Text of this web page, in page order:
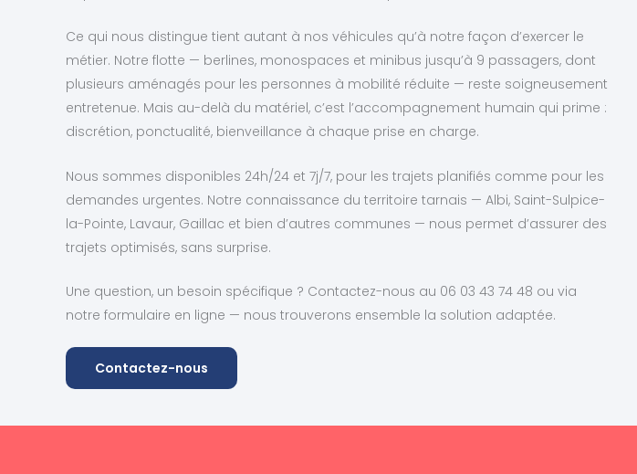
Ce qui nous distingue tient autant à nos véhicules qu’à notre façon d’exercer le
métier. Notre flotte — berlines, monospaces et minibus jusqu’à 9 passagers, dont
plusieurs aménagés pour les personnes à mobilité réduite — reste soigneusement
entretenue. Mais au-delà du matériel, c’est l’accompagnement humain qui prime :
discrétion, ponctualité, bienveillance à chaque prise en charge.
Nous sommes disponibles 24h/24 et 7j/7, pour les trajets planifiés comme pour les
demandes urgentes. Notre connaissance du territoire tarnais — Albi, Saint-Sulpice-
la-Pointe, Lavaur, Gaillac et bien d’autres communes — nous permet d’assurer des
trajets optimisés, sans surprise.
Une question, un besoin spécifique ? Contactez-nous au 06 03 43 74 48 ou via
notre formulaire en ligne — nous trouverons ensemble la solution adaptée.
Contactez-nous